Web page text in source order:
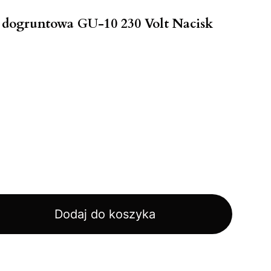
GU-10 230 Volt Nacisk
Dodaj do koszyka